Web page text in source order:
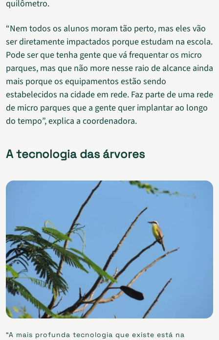
quilômetro.
“Nem todos os alunos moram tão perto, mas eles vão
ser diretamente impactados porque estudam na escola.
Pode ser que tenha gente que vá frequentar os micro
parques, mas que não more nesse raio de alcance ainda
mais porque os equipamentos estão sendo
estabelecidos na cidade em rede. Faz parte de uma rede
de micro parques que a gente quer implantar ao longo
do tempo”, explica a coordenadora.
A tecnologia das árvores
“A mais profunda tecnologia que existe está na